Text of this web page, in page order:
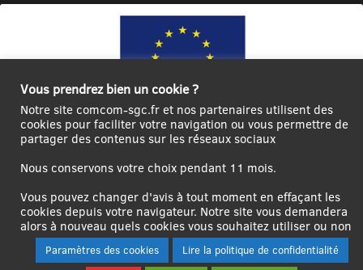
Ce site internet a été cofinancé par l’Union européenne avec le Fonds
connecter|Se
déconnecter
compte
utilisateur
du
site
légales
Vous prendrez bien un cookie ?
Notre site comcom-sgc.fr et nos partenaires utilisent des
cookies pour faciliter votre navigation ou vous permettre de
partager des contenus sur les réseaux sociaux
Nous conservons votre choix pendant 11 mois.
Vous pouvez changer d'avis à tout moment en effaçant les
cookies depuis votre navigateur. Notre site vous demandera
alors à nouveau quels cookies vous souhaitez utiliser ou non
Paramètres des cookies Lire la politique de confidentialité